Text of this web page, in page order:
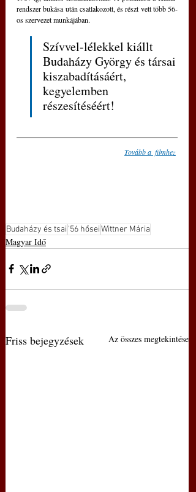
rendszer bukása után csatlakozott, és részt vett több 56-
os szervezet munkájában.
Szívvel-lélekkel kiállt
Budaházy György és társai
kiszabadításáért,
kegyelemben
részesítéséért!
Tovább a  filmhez
Budaházy és tsai '56 hőseiWittner Mária
Magyar Idő
Friss bejegyzések Az összes megtekintése